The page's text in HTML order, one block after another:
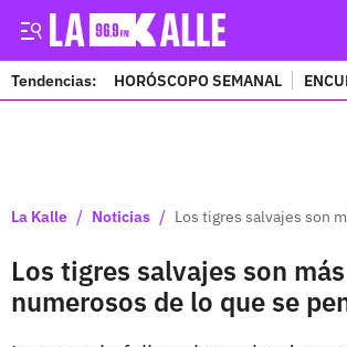
Tendencias: HORÓSCOPO SEMANAL
La Kalle / Noticias / Los tigres salvajes son
Los tigres salvajes son más
numerosos de lo que se